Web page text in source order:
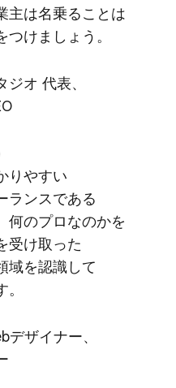
主は​名乗る​ことは​
けましょう。
オ 代表、​
りやすい​
ランスである​
何の​プロなのかを​
受け取った​
域を​認識して​
ザイナー、​